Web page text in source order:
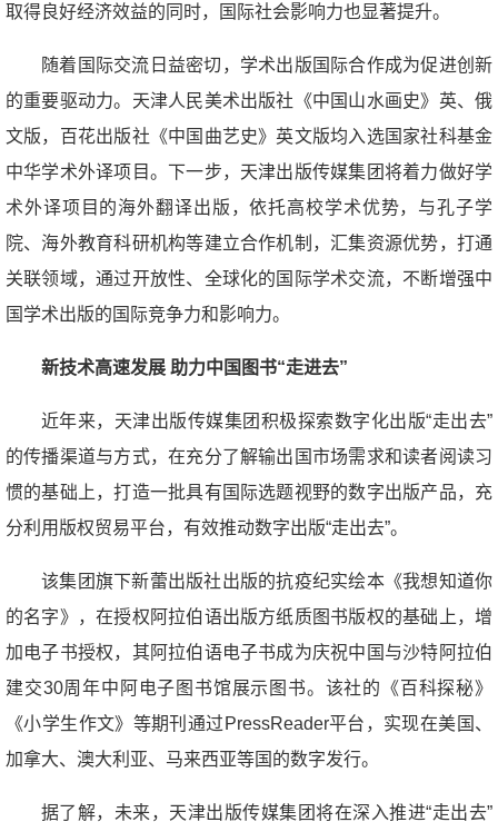
取得良好经济效益的同时，国际社会影响力也显著提升。
随着国际交流日益密切，学术出版国际合作成为促进创新
的重要驱动力。天津人民美术出版社《中国山水画史》英、俄
文版，百花出版社《中国曲艺史》英文版均入选国家社科基金
中华学术外译项目。下一步，天津出版传媒集团将着力做好学
术外译项目的海外翻译出版，依托高校学术优势，与孔子学
院、海外教育科研机构等建立合作机制，汇集资源优势，打通
关联领域，通过开放性、全球化的国际学术交流，不断增强中
国学术出版的国际竞争力和影响力。
新技术高速发展 助力中国图书“走进去”
近年来，天津出版传媒集团积极探索数字化出版“走出去”
的传播渠道与方式，在充分了解输出国市场需求和读者阅读习
惯的基础上，打造一批具有国际选题视野的数字出版产品，充
分利用版权贸易平台，有效推动数字出版“走出去”。
该集团旗下新蕾出版社出版的抗疫纪实绘本《我想知道你
的名字》，在授权阿拉伯语出版方纸质图书版权的基础上，增
加电子书授权，其阿拉伯语电子书成为庆祝中国与沙特阿拉伯
建交30周年中阿电子图书馆展示图书。该社的《百科探秘》
《小学生作文》等期刊通过PressReader平台，实现在美国、
加拿大、澳大利亚、马来西亚等国的数字发行。
据了解，未来，天津出版传媒集团将在深入推进“走出去”